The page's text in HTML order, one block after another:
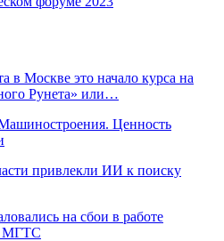
в Москве это начало курса на
Рунета» или…
Ценность
привлекли ИИ к поиску
на сбои в работе
МГТС